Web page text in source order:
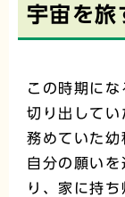
宇宙を旅
この時期に
切り出してい
務めていた幼
自分の願い
り、家に持